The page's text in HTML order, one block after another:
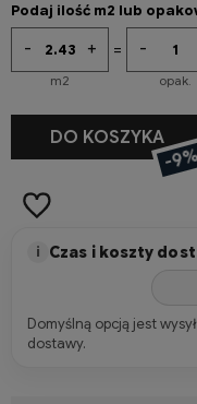
Podaj ilość m2 lub
+
-
m2
= -
opak.
+
-
DO KOSZYKA
-
i Czas i koszty
Domyślną opcją jest
dostawy.